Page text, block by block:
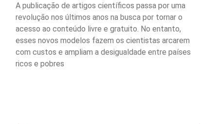
A publicação de artigos científicos passa por uma
revolução nos últimos anos na busca por tornar o
acesso ao conteúdo livre e gratuito. No entanto,
esses novos modelos fazem os cientistas arcarem
com custos e ampliam a desigualdade entre países
ricos e pobres